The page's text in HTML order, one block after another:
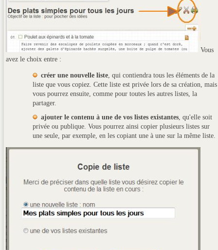
Vous
avez le choix entre :
créer une nouvelle liste, qui contiendra tous les éléments de la
liste que vous copiez. Cette liste est privée lors de sa création, mais
vous pourrez ensuite, comme pour toutes les autres listes, la
partager.
ajouter le contenu à une de vos listes existantes, qu'elle soit
privée ou publique. Vous pourrez ainsi copier plusieurs listes sur
une seule, par exemple, en les copiant une à une sur la même liste.